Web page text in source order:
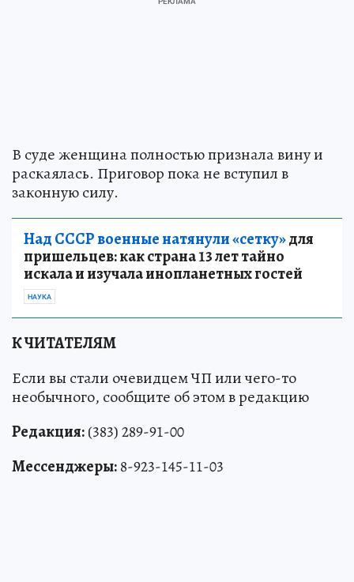
В суде женщина полностью признала вину и
раскаялась. Приговор пока не вступил в
законную силу.
Над СССР военные натянули «сетку»для
пришельцев: как страна 13 лет тайно
искала и изучала инопланетных гостей
НАУКА
К ЧИТАТЕЛЯМ
Если вы стали очевидцем ЧП или чего-то
необычного, сообщите об этом в редакцию
Редакция:(383) 289-91-00
Мессенджеры:8-923-145-11-03